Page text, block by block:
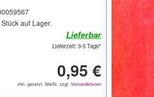
Stück auf Lager.
Lieferbar
Lieferzeit: 3-5 Tage*
0,95 €
inkl. gesetzl. MwSt, zzgl. Versandkosten